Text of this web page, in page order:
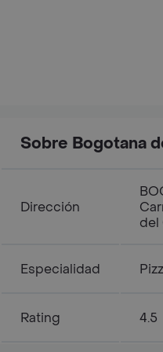
Sobre Bogotana
Dirección
del
Especialidad
Rating 4.5